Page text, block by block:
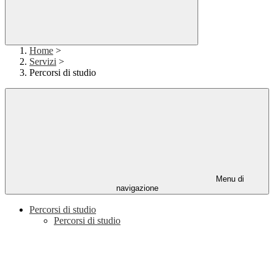
Home >
Servizi >
Percorsi di studio
Menu di
navigazione
Percorsi di studio
Percorsi di studio